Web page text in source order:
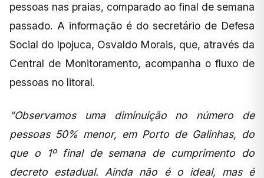
pessoas nas praias, comparado ao final de semana
passado. A informação é do secretário de Defesa
Social do Ipojuca, Osvaldo Morais, que, através da
Central de Monitoramento, acompanha o fluxo de
pessoas no litoral.
“Observamos uma diminuição no número de
pessoas 50% menor, em Porto de Galinhas, do
que o 1º final de semana de cumprimento do
decreto estadual. Ainda não é o ideal, mas é